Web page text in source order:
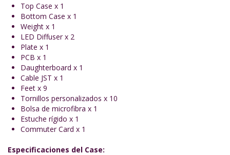
Top Case x 1
Bottom Case x 1
Weight x 1
LED Diffuser x 2
Plate x 1
PCB x 1
Daughterboard x 1
Cable JST x 1
Feet x 9
Tornillos personalizados x 10
Bolsa de microfibra x 1
Estuche rígido x 1
Commuter Card x 1
Especificaciones del Case: